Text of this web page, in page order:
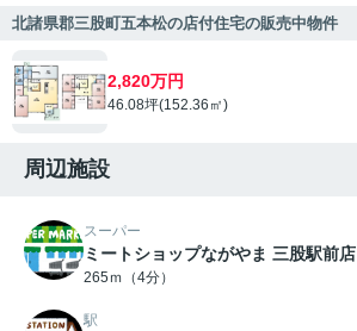
北諸県郡三股町五本松の店付住宅の販売中物件
2,820万円
46.08坪(152.36㎡)
周辺施設
スーパー
ミートショップながやま 三股駅前店
265ｍ（4分）
駅